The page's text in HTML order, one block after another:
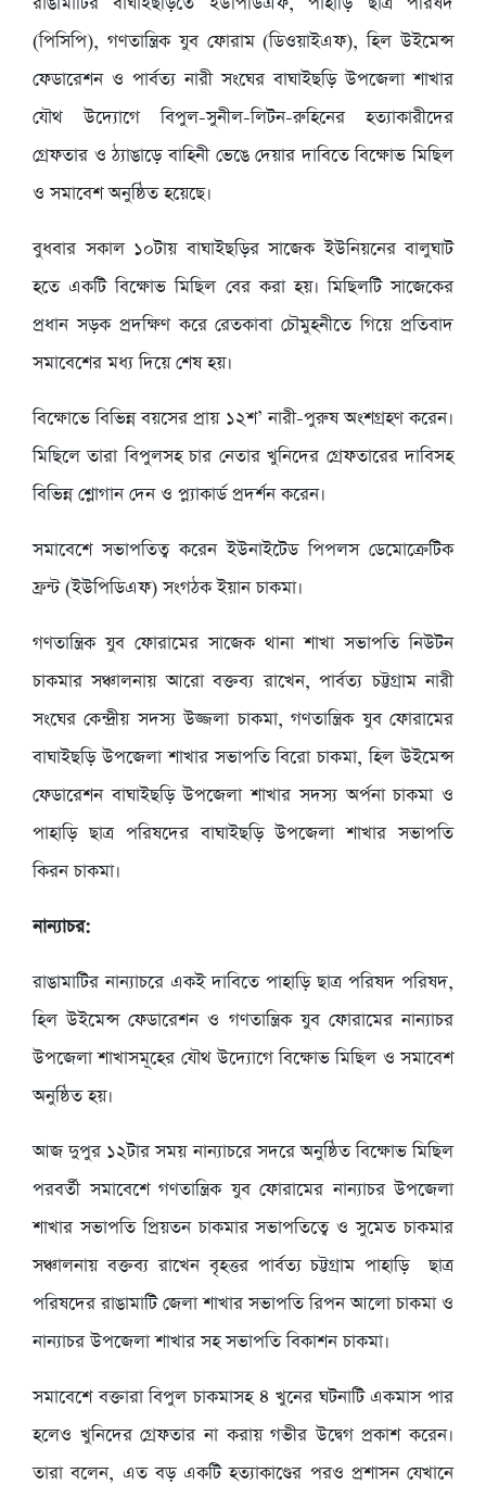
(পিসিপি), গণতান্ত্রিক যুব ফোরাম (ডিওয়াইএফ), হিল উইমেন্স
ফেডারেশন ও পার্বত্য নারী সংঘের বাঘাইছড়ি উপজেলা শাখার
যৌথ উদ্যোগে বিপুল-সুনীল-লিটন-রুহিনের হত্যাকারীদের
গ্রেফতার ও ঠ্যাঙাড়ে বাহিনী ভেঙে দেয়ার দাবিতে বিক্ষোভ মিছিল
ও সমাবেশ অনুষ্ঠিত হয়েছে।
বুধবার সকাল ১০টায় বাঘাইছড়ির সাজেক ইউনিয়নের বালুঘাট
হতে একটি বিক্ষোভ মিছিল বের করা হয়। মিছিলটি সাজেকের
প্রধান সড়ক প্রদক্ষিণ করে রেতকাবা চৌমুহনীতে গিয়ে প্রতিবাদ
সমাবেশের মধ্য দিয়ে শেষ হয়।
বিক্ষোভে বিভিন্ন বয়সের প্রায় ১২শ’ নারী-পুরুষ অংশগ্রহণ করেন।
মিছিলে তারা বিপুলসহ চার নেতার খুনিদের গ্রেফতারের দাবিসহ
বিভিন্ন শ্লোগান দেন ও প্ল্যাকার্ড প্রদর্শন করেন।
সমাবেশে সভাপতিত্ব করেন ইউনাইটেড পিপলস ডেমোক্রেটিক
ফ্রন্ট (ইউপিডিএফ) সংগঠক ইয়ান চাকমা।
গণতান্ত্রিক যুব ফোরামের সাজেক থানা শাখা সভাপতি নিউটন
চাকমার সঞ্চালনায় আরো বক্তব্য রাখেন, পার্বত্য চট্টগ্রাম নারী
সংঘের কেন্দ্রীয় সদস্য উজ্জলা চাকমা, গণতান্ত্রিক যুব ফোরামের
বাঘাইছড়ি উপজেলা শাখার সভাপতি বিরো চাকমা, হিল উইমেন্স
ফেডারেশন বাঘাইছড়ি উপজেলা শাখার সদস্য অর্পনা চাকমা ও
পাহাড়ি ছাত্র পরিষদের বাঘাইছড়ি উপজেলা শাখার সভাপতি
কিরন চাকমা।
নান্যাচর:
রাঙামাটির নান্যাচরে একই দাবিতে পাহাড়ি ছাত্র পরিষদ পরিষদ,
হিল উইমেন্স ফেডারেশন ও গণতান্ত্রিক যুব ফোরামের নান্যাচর
উপজেলা শাখাসমূহের যৌথ উদ্যোগে বিক্ষোভ মিছিল ও সমাবেশ
অনুষ্ঠিত হয়।
আজ দুপুর ১২টার সময় নান্যাচরে সদরে অনুষ্ঠিত বিক্ষোভ মিছিল
পরবর্তী সমাবেশে গণতান্ত্রিক যুব ফোরামের নান্যাচর উপজেলা
শাখার সভাপতি প্রিয়তন চাকমার সভাপতিত্বে ও সুমেত চাকমার
সঞ্চালনায় বক্তব্য রাখেন বৃহত্তর পার্বত্য চট্টগ্রাম পাহাড়ি ছাত্র
পরিষদের রাঙামাটি জেলা শাখার সভাপতি রিপন আলো চাকমা ও
নান্যাচর উপজেলা শাখার সহ সভাপতি বিকাশন চাকমা।
সমাবেশে বক্তারা বিপুল চাকমাসহ ৪ খুনের ঘটনাটি একমাস পার
হলেও খুনিদের গ্রেফতার না করায় গভীর উদ্বেগ প্রকাশ করেন।
তারা বলেন, এত বড় একটি হত্যাকাণ্ডের পরও প্রশাসন যেখানে